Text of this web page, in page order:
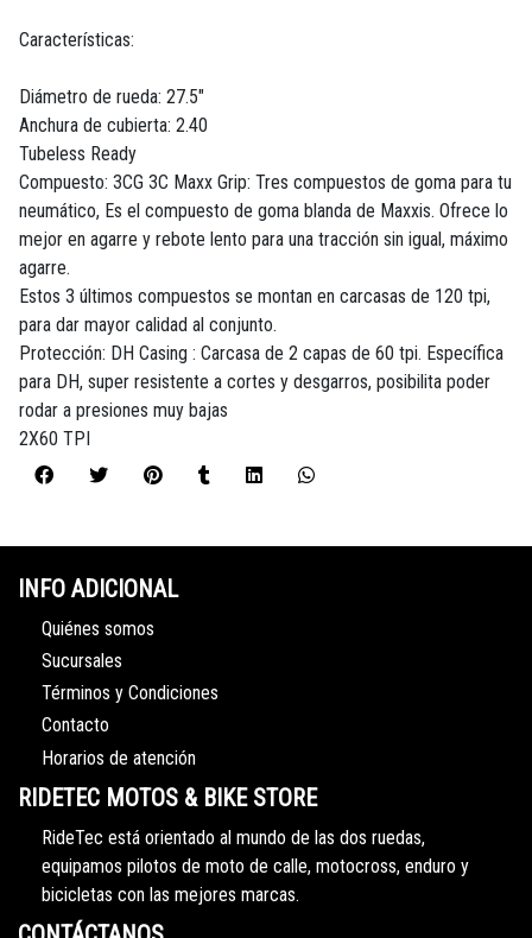
Características:
Diámetro de rueda: 27.5"
Anchura de cubierta: 2.40
Tubeless Ready
Compuesto: 3CG 3C Maxx Grip: Tres compuestos de goma para tu
neumático, Es el compuesto de goma blanda de Maxxis. Ofrece lo
mejor en agarre y rebote lento para una tracción sin igual, máximo
agarre.
Estos 3 últimos compuestos se montan en carcasas de 120 tpi,
para dar mayor calidad al conjunto.
Protección: DH Casing : Carcasa de 2 capas de 60 tpi. Específica
para DH, super resistente a cortes y desgarros, posibilita poder
rodar a presiones muy bajas
2X60 TPI
INFO ADICIONAL
Quiénes somos
Sucursales
Términos y Condiciones
Contacto
Horarios de atención
RIDETEC MOTOS & BIKE STORE
RideTec está orientado al mundo de las dos ruedas,
equipamos pilotos de moto de calle, motocross, enduro y
bicicletas con las mejores marcas.